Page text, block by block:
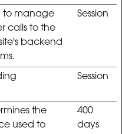
to manage
calls to the
backend
Session
Session
the
used to
400
days